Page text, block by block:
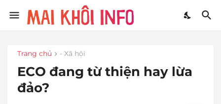
Trang chủ - Xã hội
ECO đang từ thiện hay lừa
đảo?